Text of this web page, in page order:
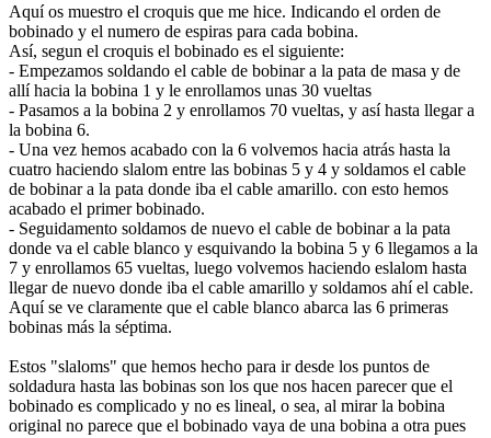
Aquí os muestro el croquis que me hice. Indicando el orden de
bobinado y el numero de espiras para cada bobina.
Así, segun el croquis el bobinado es el siguiente:
- Empezamos soldando el cable de bobinar a la pata de masa y de
allí hacia la bobina 1 y le enrollamos unas 30 vueltas
- Pasamos a la bobina 2 y enrollamos 70 vueltas, y así hasta llegar a
la bobina 6.
- Una vez hemos acabado con la 6 volvemos hacia atrás hasta la
cuatro haciendo slalom entre las bobinas 5 y 4 y soldamos el cable
de bobinar a la pata donde iba el cable amarillo. con esto hemos
acabado el primer bobinado.
- Seguidamento soldamos de nuevo el cable de bobinar a la pata
donde va el cable blanco y esquivando la bobina 5 y 6 llegamos a la
7 y enrollamos 65 vueltas, luego volvemos haciendo eslalom hasta
llegar de nuevo donde iba el cable amarillo y soldamos ahí el cable.
Aquí se ve claramente que el cable blanco abarca las 6 primeras
bobinas más la séptima.
Estos "slaloms" que hemos hecho para ir desde los puntos de
soldadura hasta las bobinas son los que nos hacen parecer que el
bobinado es complicado y no es lineal, o sea, al mirar la bobina
original no parece que el bobinado vaya de una bobina a otra pues